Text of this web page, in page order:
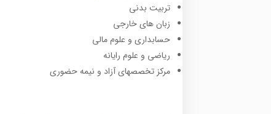
تربیت بدنی
زبان های خارجی
حسابداری و علوم مالی
ریاضی و علوم رایانه
مرکز تخصصهای آزاد و نیمه حضوری